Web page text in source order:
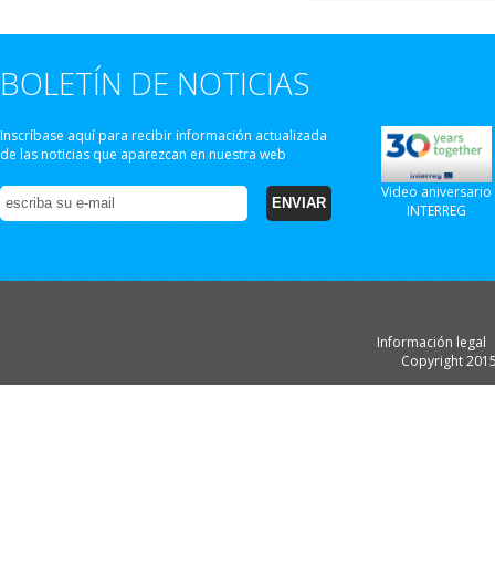
BOLETÍN DE NOTICIAS
Inscríbase aquí para recibir información actualizada
de las noticias que aparezcan en nuestra web
Video aniversario
INTERREG
Información legal
Copyright